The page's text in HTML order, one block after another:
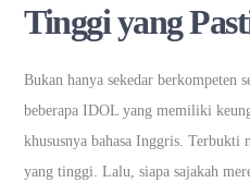
Tinggi yang
Bukan hanya sekedar berkompeten
beberapa IDOL yang memiliki
khususnya bahasa Inggris.
yang tinggi. Lalu, siapa sajakah